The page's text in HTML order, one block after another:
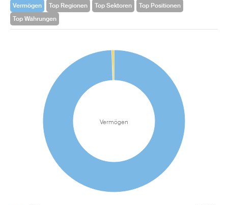
Vermögen Top Regionen Top Sektoren
Top Positionen
Top Währungen
Vermögen